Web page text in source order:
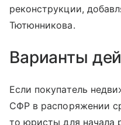
реконструкции,
Тютюнникова.
Варианты
Если покупатель
СФР в распоряжении
то юристы для начала